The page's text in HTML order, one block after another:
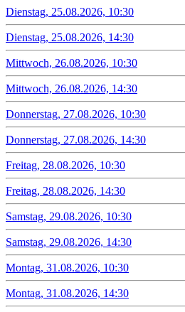
Dienstag, 25.08.2026, 10:30
Dienstag, 25.08.2026, 14:30
Mittwoch, 26.08.2026, 10:30
Mittwoch, 26.08.2026, 14:30
Donnerstag, 27.08.2026, 10:30
Donnerstag, 27.08.2026, 14:30
Freitag, 28.08.2026, 10:30
Freitag, 28.08.2026, 14:30
Samstag, 29.08.2026, 10:30
Samstag, 29.08.2026, 14:30
Montag, 31.08.2026, 10:30
Montag, 31.08.2026, 14:30